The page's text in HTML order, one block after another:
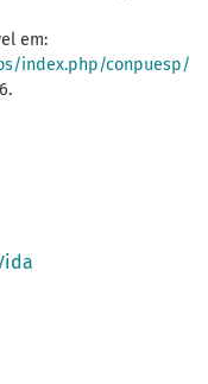
em:
index.php/conpuesp/